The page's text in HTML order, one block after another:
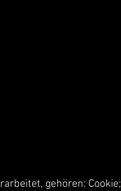
gehören: Cookie;